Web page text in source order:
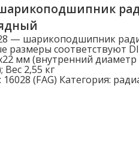
5.000
7.000
— шарикоподшипник
размеры соответствуют
мм (внутренний
2,55 кг
16028 (FAG) Категория: